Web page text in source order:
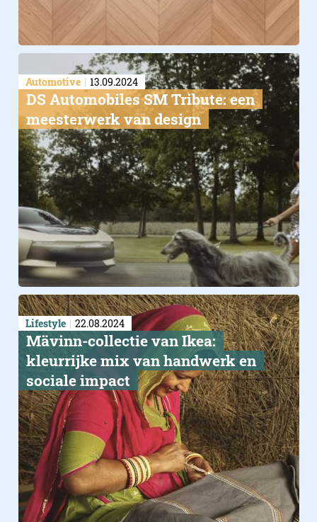
Automotive 13.09.2024
DS Automobiles SM Tribute: een
meesterwerk van design
Lifestyle 22.08.2024
Mävinn-collectie van Ikea:
kleurrijke mix van handwerk en
sociale impact